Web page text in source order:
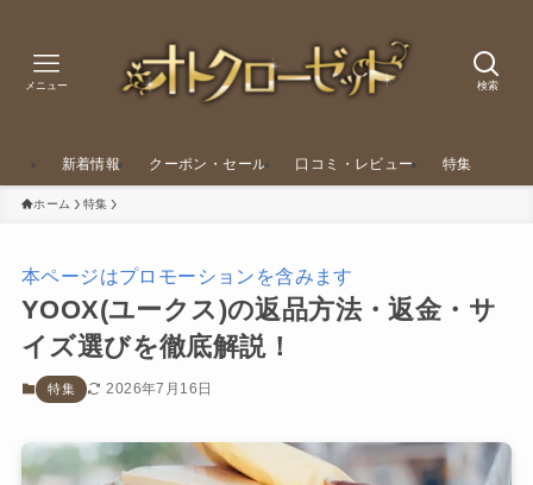
検索
メニュー
新着情報 クーポン・セール 口コミ・レビュー 特集
ホーム 特集
本ページはプロモーションを含みます
YOOX(ユークス)の返品方法・返金・サ
イズ選びを徹底解説！
特集 2026年7月16日